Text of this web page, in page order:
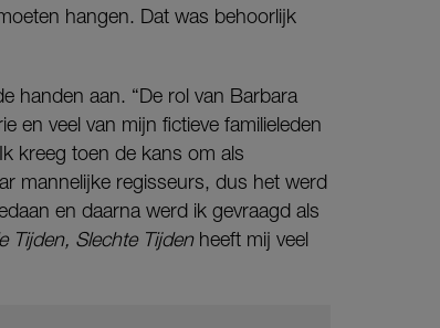
hangen. Dat was behoorlijk
handen aan. “De rol van Barbara
en veel van mijn fictieve familieleden
kreeg toen de kans om als
mannelijke regisseurs, dus het werd
en daarna werd ik gevraagd als
Tijden, Slechte Tijdenheeft mij veel